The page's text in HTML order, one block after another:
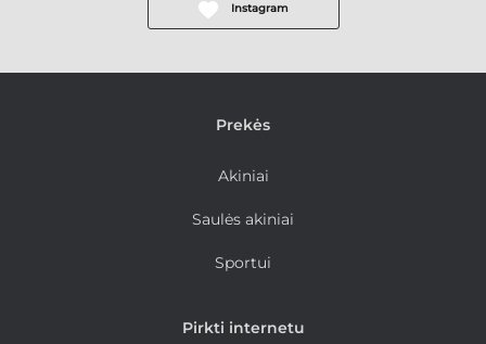
Instagram
Prekės
Akiniai
Saulės akiniai
Sportui
Pirkti internetu